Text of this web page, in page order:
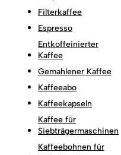
Filterkaffee
Espresso
Entkoffeinierter
Kaffee
Gemahlener Kaffee
Kaffeeabo
Kaffeekapseln
Kaffee für
Siebträgermaschinen
Kaffeebohnen für